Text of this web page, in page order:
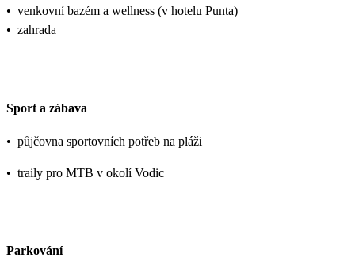
• venkovní bazém a wellness (v hotelu Punta)
• zahrada
Sport a zábava
• půjčovna sportovních potřeb na pláži
• traily pro MTB v okolí Vodic
Parkování